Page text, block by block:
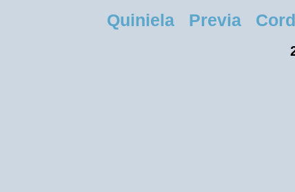
Quiniela Previa